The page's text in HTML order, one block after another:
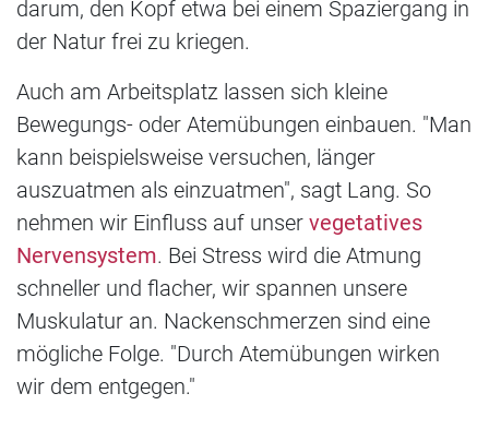
darum, den Kopf etwa bei einem Spaziergang in
der Natur frei zu kriegen.
Auch am Arbeitsplatz lassen sich kleine
Bewegungs- oder Atemübungen einbauen. "Man
kann beispielsweise versuchen, länger
auszuatmen als einzuatmen", sagt Lang. So
nehmen wir Einfluss auf unser vegetatives
Nervensystem. Bei Stress wird die Atmung
schneller und flacher, wir spannen unsere
Muskulatur an. Nackenschmerzen sind eine
mögliche Folge. "Durch Atemübungen wirken
wir dem entgegen."